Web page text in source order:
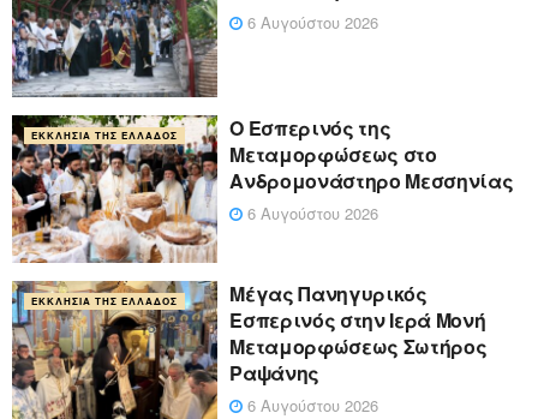
6 Αυγούστου 2026
ΕΚΚΛΗΣΊΑ ΤΗΣ ΕΛΛΆΔΟΣ
Ο Εσπερινός της
Μεταμορφώσεως στο
Ανδρομονάστηρο Μεσσηνίας
6 Αυγούστου 2026
ΕΚΚΛΗΣΊΑ ΤΗΣ ΕΛΛΆΔΟΣ
Μέγας Πανηγυρικός
Εσπερινός στην Ιερά Μονή
Μεταμορφώσεως Σωτήρος
Ραψάνης
6 Αυγούστου 2026